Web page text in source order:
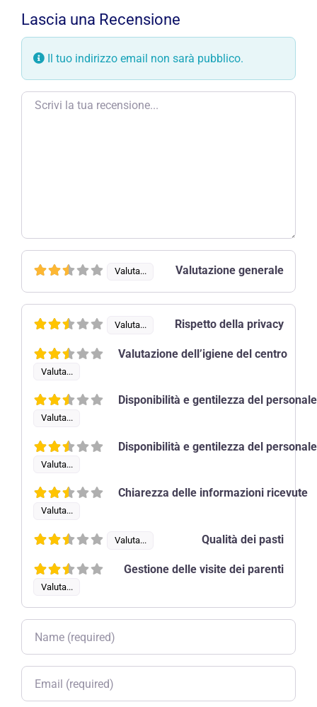
Lascia una Recensione
Il tuo indirizzo email non sarà pubblico.
Testo della recensione
Valuta... Valutazione generale
Valuta... Rispetto della privacy
Valuta...
Valutazione dell’igiene del centro
Valuta...
Disponibilità e gentilezza del
Valuta...
Disponibilità e gentilezza del
Valuta...
Chiarezza delle informazioni ricevute
Valuta... Qualità dei pasti
Valuta...
Gestione delle visite dei parenti